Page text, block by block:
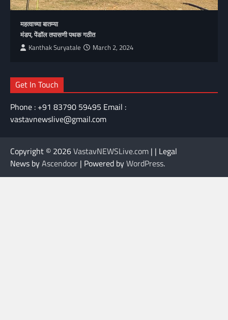
महत्वाच्या बातम्या
मंडप, पेंडॉल तपासणी पथक गठीत
Kanthak Suryatale March 2, 2024
Get In Touch
Phone : +91 83790 59495 Email :
vastavnewslive@gmail.com
Copyright © 2026VastavNEWSLive.com | | Legal
News byAscendoor | Powered byWordPress.